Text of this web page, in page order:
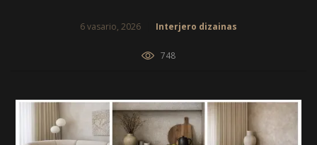
6 vasario, 2026 Interjero dizainas
748